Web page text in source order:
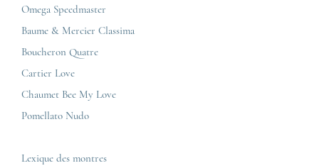
Mentions légales
Politique de confidentialité
Plan du site
Nous contacter
Corner Maty Toulouse
Corner Maty Besançon Kennedy
IWC
Zénith
Tous les modèles de luxe
Omega Speedmaster
Baume & Mercier Classima
Boucheron Quatre
Cartier Love
Chaumet Bee My Love
Pomellato Nudo
Lexique des montres